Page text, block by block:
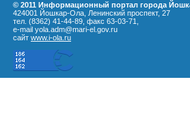
© 2011 Информационный портал города
424001 Йошкар-Ола, Ленинский проспект, 27
тел. (8362) 41-44-89, факс 63-03-71,
e-mail yola.adm@mari-el.gov.ru
сайт www.i-ola.ru